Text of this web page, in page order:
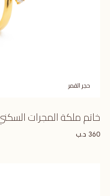
حجر القمر
خاتم ملكة المجرات السكني
360 د.ب